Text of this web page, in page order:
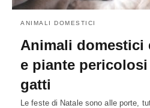
ANIMALI DOMESTICI
Animali domestici
e piante
gatti
Le feste di Natale sono alle porte,